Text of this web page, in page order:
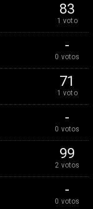
83
1 voto
-
0 votos
71
1 voto
-
0 votos
99
2 votos
-
0 votos